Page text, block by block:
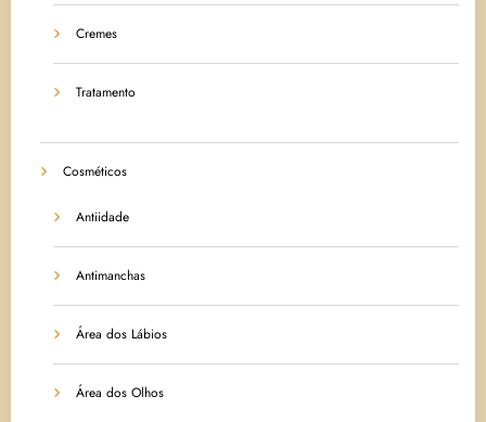
Cremes
Tratamento
Cosméticos
Antiidade
Antimanchas
Área dos Lábios
Área dos Olhos